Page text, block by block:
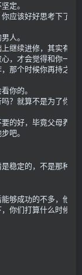
定。
应该好好思考下了，
人。
继续进修，其实有
，才会觉得和你一
那个时候你再持之以
你的。
？就算不是为了你
的好，毕竟父母养
吧。
稳定的，不是那种
够成功的不多，他
你们打算什么时候